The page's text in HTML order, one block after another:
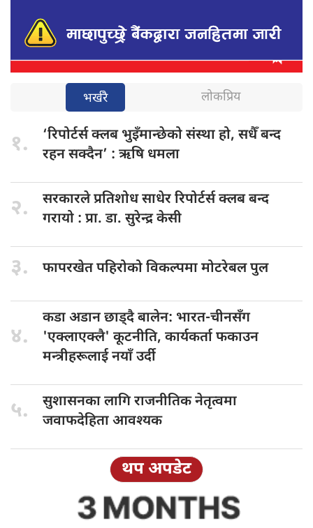
भर्खरै लोकप्रिय
१. ‘रिपोर्टर्स क्लबभुइँमान्छेको संस्था हो, सधैँ बन्द
रहन सक्दैन’ : ऋषि धमला
२. सरकारले प्रतिशोधसाधेर रिपोर्टर्स क्लब बन्द
गरायो : प्रा. डा. सुरेन्द्र केसी
३. फापरखेत पहिरोकोविकल्पमा मोटरेबल पुल
४.
कडा अडानछाड्दै बालेन: भारत-चीनसँग
'एक्लाएक्लै' कूटनीति, कार्यकर्ता फकाउन
मन्त्रीहरूलाई नयाँ उर्दी
५. सुशासनका लागिराजनीतिक नेतृत्वमा
जवाफदेहिता आवश्यक
थप अपडेट